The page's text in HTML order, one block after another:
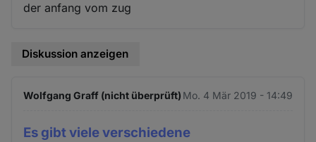
der anfang vom zug
Diskussion anzeigen
Wolfgang Graff (nicht überprüft) Mo. 4 Mär 2019 - 14:49
Es gibt viele verschiedene